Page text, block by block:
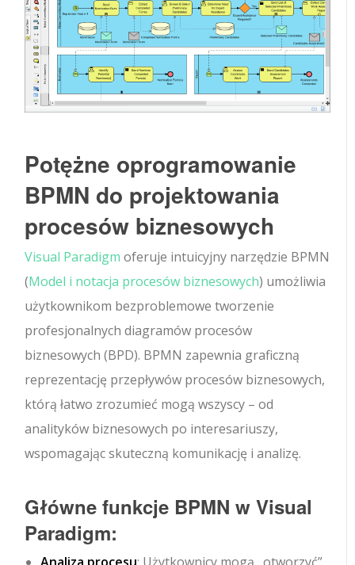
Potężne oprogramowanie
BPMN do projektowania
procesów biznesowych
Visual Paradigm oferuje intuicyjny narzędzie BPMN
(Model i notacja procesów biznesowych) umożliwia
użytkownikom bezproblemowe tworzenie
profesjonalnych diagramów procesów
biznesowych (BPD). BPMN zapewnia graficzną
reprezentację przepływów procesów biznesowych,
którą łatwo zrozumieć mogą wszyscy – od
analityków biznesowych po interesariuszy,
wspomagając skuteczną komunikację i analizę.
Główne funkcje BPMN w Visual
Paradigm: